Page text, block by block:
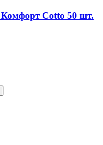
Комфорт Сotto 50 шт.